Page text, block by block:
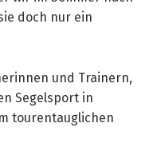
doch nur ein
und Trainern,
Segelsport in
tourentauglichen